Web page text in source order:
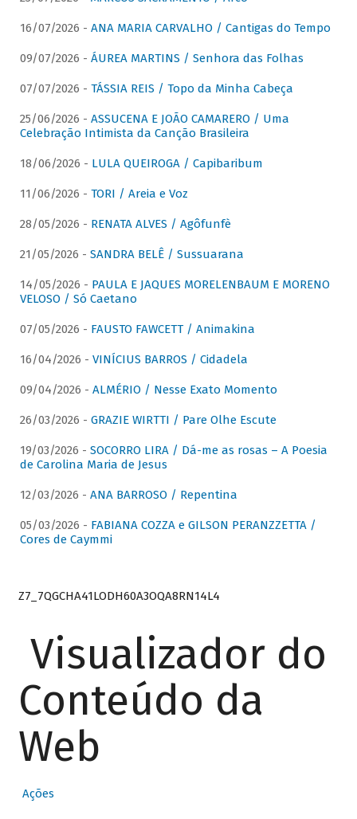
16/07/2026 - ANA MARIA CARVALHO / Cantigas do Tempo
09/07/2026 - ÁUREA MARTINS / Senhora das Folhas
07/07/2026 - TÁSSIA REIS / Topo da Minha Cabeça
25/06/2026 - ASSUCENA E JOÃO CAMARERO / Uma
Celebração Intimista da Canção Brasileira
18/06/2026 - LULA QUEIROGA / Capibaribum
11/06/2026 - TORI / Areia e Voz
28/05/2026 - RENATA ALVES / Agôfunfè
21/05/2026 - SANDRA BELÊ / Sussuarana
14/05/2026 - PAULA E JAQUES MORELENBAUM E MORENO
VELOSO / Só Caetano
07/05/2026 - FAUSTO FAWCETT / Animakina
16/04/2026 - VINÍCIUS BARROS / Cidadela
09/04/2026 - ALMÉRIO / Nesse Exato Momento
26/03/2026 - GRAZIE WIRTTI / Pare Olhe Escute
19/03/2026 - SOCORRO LIRA / Dá-me as rosas – A Poesia
de Carolina Maria de Jesus
12/03/2026 - ANA BARROSO / Repentina
05/03/2026 - FABIANA COZZA e GILSON PERANZZETTA /
Cores de Caymmi
Z7_7QGCHA41LODH60A3OQA8RN14L4
Visualizador do
Conteúdo da
Web
Ações